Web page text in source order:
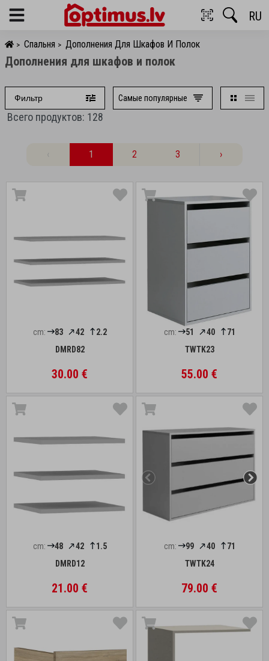
Menu RU
> Спальня > Дополнения Для Шкафов И Полок
Дополнения для шкафов и полок
Фильтр Самые популярные
Всего продуктов: 128
‹ 1 2 3 ›
cm: 83 42
2.2
DMRD82
30.00 €
cm: 51 40
71
TWTK23
55.00 €
cm: 48 42
1.5
DMRD12
21.00 €
cm: 99 40
71
TWTK24
79.00 €